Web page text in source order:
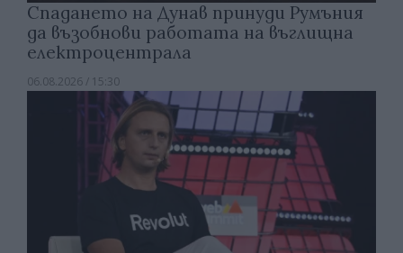
Спадането на Дунав принуди Румъния
да възобнови работата на въглищна
електроцентрала
06.08.2026 / 15:30